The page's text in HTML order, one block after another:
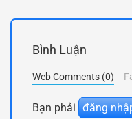
Bình Luận
Web Comments (0)
Bạn phải đăng